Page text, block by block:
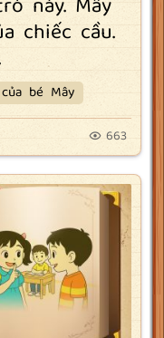
chiếc cầu.
bé Mây
663